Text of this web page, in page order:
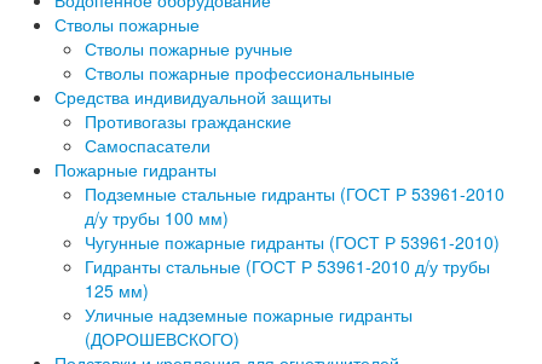
Стволы пожарные
Стволы пожарные ручные
Стволы пожарные профессиональныные
Средства индивидуальной защиты
Противогазы гражданские
Самоспасатели
Пожарные гидранты
Подземные стальные гидранты (ГОСТ Р 53961-2010
д/у трубы 100 мм)
Чугунные пожарные гидранты (ГОСТ Р 53961-2010)
Гидранты стальные (ГОСТ Р 53961-2010 д/у трубы
125 мм)
Уличные надземные пожарные гидранты
(ДОРОШЕВСКОГО)